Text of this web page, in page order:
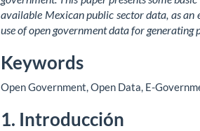
available Mexican public sector data, as an
use of open government data for generating
Keywords
Open Government Open Data E-
1. Introducción